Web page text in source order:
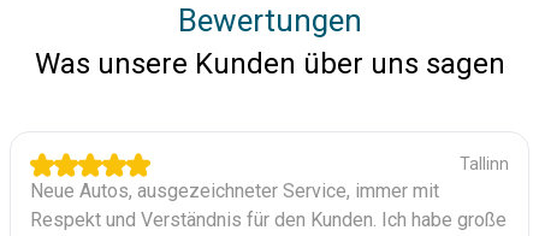
Bewertungen
Was unsere Kunden über uns sagen
Tallinn
Neue Autos, ausgezeichneter Service, immer mit
Respekt und Verständnis für den Kunden. Ich habe große